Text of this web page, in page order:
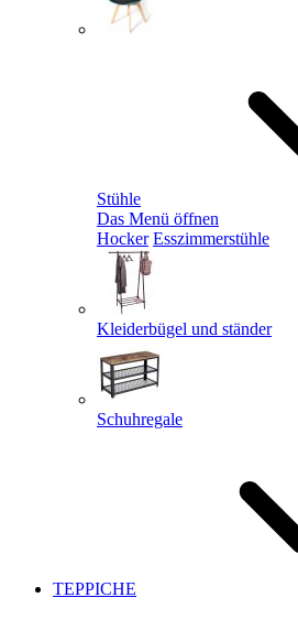
Stühle
Das Menü öffnen
Hocker Esszimmerstühle
Kleiderbügel und ständer
Schuhregale
TEPPICHE